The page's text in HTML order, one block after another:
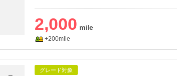
2,000
+200mile
グレード対象